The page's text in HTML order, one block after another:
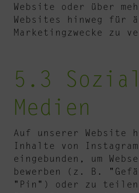
Website oder über
Websites hinweg für
Marketingzwecke zu
5.3
Medien
Auf unserer Website
Inhalte von Instagram
eingebunden, um
bewerben (z. B.
"Pin") oder zu